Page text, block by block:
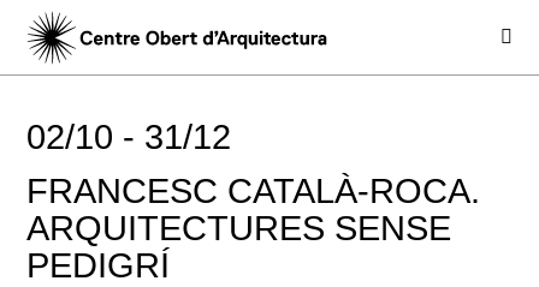
02/10 - 31/12
FRANCESC CATALÀ-ROCA.
ARQUITECTURES SENSE
PEDIGRÍ